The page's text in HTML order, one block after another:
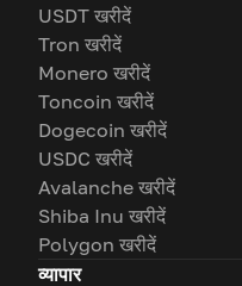
USDT खरीदें
Tron खरीदें
Monero खरीदें
Toncoin खरीदें
Dogecoin खरीदें
USDC खरीदें
Avalanche खरीदें
Shiba Inu खरीदें
Polygon खरीदें
व्यापार